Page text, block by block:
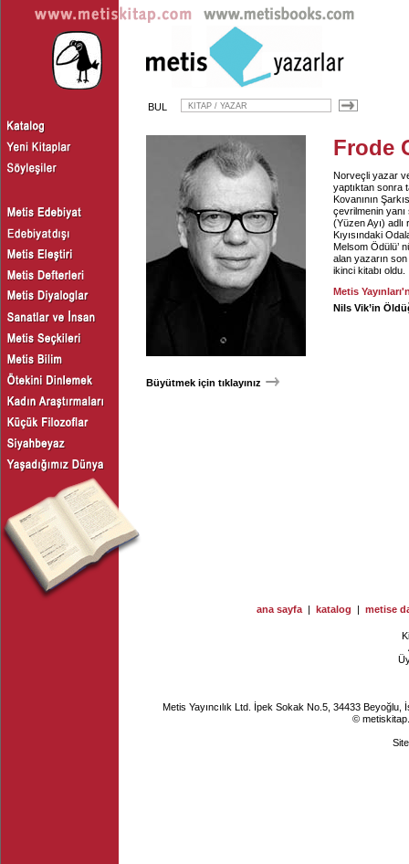
BUL
Büyütmek için tıklayınız
Frode
Norveçli yazar
yaptıktan sonra
Kovanının
çevrilmenin
(Yüzen Ayı)
Kıyısındaki
Melsom Ödülü’
alan yazarın
ikinci kitabı oldu.
Metis
Nils Vik’in
ana sayfa | katalog | metise
Metis Yayıncılık Ltd. İpek Sokak No.5, 34433
©